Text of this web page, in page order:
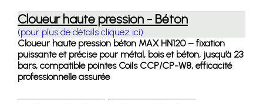
Cloueur haute pression - Béton
(pour plus de détails cliquez ici)
Cloueur haute pression béton MAX HN120 – fixation
puissante et précise pour métal, bois et béton, jusqu’à 23
bars, compatible pointes Coils CCP/CP-W8, efficacité
professionnelle assurée